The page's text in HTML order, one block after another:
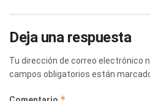
Deja una respuesta
Tu dirección de correo electrónico
campos obligatorios están